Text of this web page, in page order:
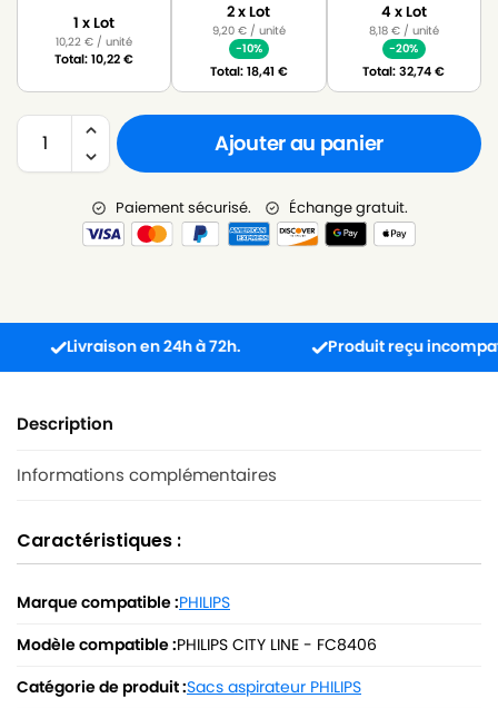
1 x Lot
10,22€ / unité
Total:10,22€
2 x Lot
9,20 €/ unité
-10%
Total:18,41 €
4 x Lot
8,18 €/ unité
-20%
Total:32,74€
Ajouter au panier
Paiement sécurisé. Échange gratuit.
Livraison en 24h à 72h. Produit reçu incompatible
Description
Informations complémentaires
Caractéristiques :
Marque compatible :PHILIPS
Modèle compatible :PHILIPS CITY LINE - FC8406
Catégorie de produit :Sacs aspirateur PHILIPS